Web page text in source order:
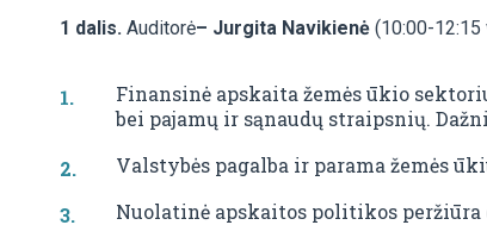
1 dalis. Auditorė– Jurgita Navikienė (10:00-12:15
Finansinė apskaita žemės ūkio
bei pajamų ir sąnaudų straipsnių.
Valstybės pagalba ir parama žemės
Nuolatinė apskaitos politikos